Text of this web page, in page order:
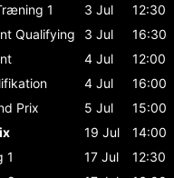
1 3 Jul
12:30
Qualifying 3 Jul
16:30
4 Jul
12:00
4 Jul
16:00
Prix 5 Jul
15:00
19 Jul
14:00
1 17 Jul
12:30